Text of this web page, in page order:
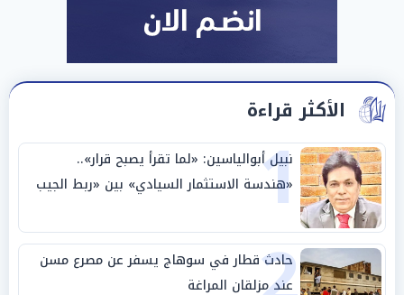
الأكثر قراءة
1
نبيل أبوالياسين: «لما تقرأ يصبح قرار»..
«هندسة الاستثمار السيادي» بين «ربط الجيب
بالوطن» و«سيادة الكلمة»
حادث قطار في سوهاج يسفر عن مصرع مسن
عند مزلقان المراغة